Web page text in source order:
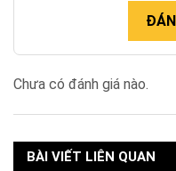
Chưa có đánh giá nào.
BÀI VIẾT LIÊN QUAN